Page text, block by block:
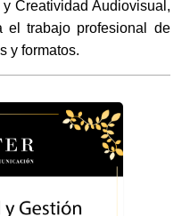
Creatividad Audiovisual,
el trabajo profesional de
y formatos.